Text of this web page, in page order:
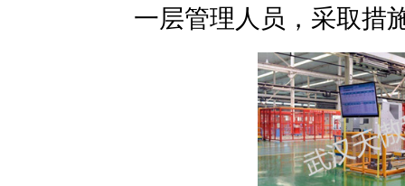
一层管理人员，采取措